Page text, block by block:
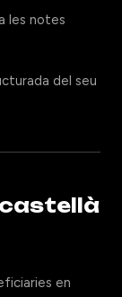
les notes
del seu
castellà
en